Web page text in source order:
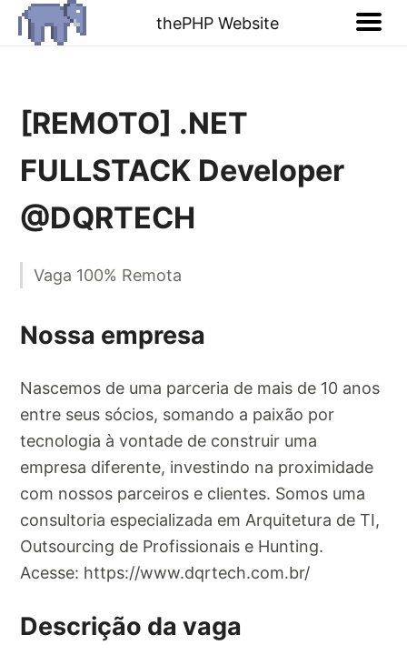
thePHP Website
[REMOTO] .NET
FULLSTACK Developer
@DQRTECH
Vaga 100% Remota
Nossa empresa
Nascemos de uma parceria de mais de 10 anos
entre seus sócios, somando a paixão por
tecnologia à vontade de construir uma
empresa diferente, investindo na proximidade
com nossos parceiros e clientes. Somos uma
consultoria especializada em Arquitetura de TI,
Outsourcing de Profissionais e Hunting.
Acesse: https://www.dqrtech.com.br/
Descrição da vaga